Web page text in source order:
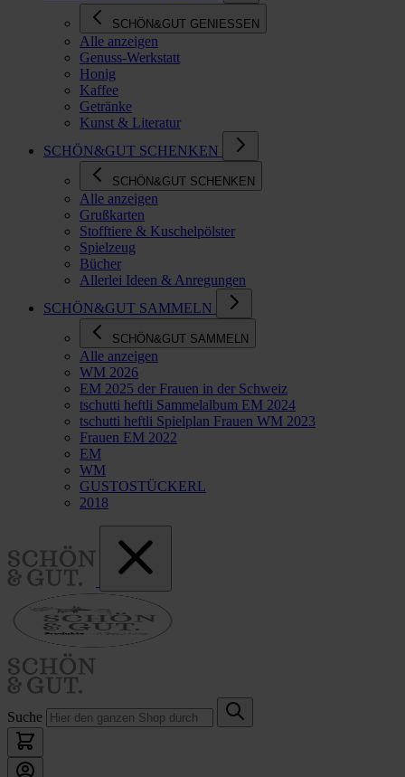
SCHÖN&GUT GENIESSEN
Alle anzeigen
Genuss-Werkstatt
Honig
Kaffee
Getränke
Kunst & Literatur
SCHÖN&GUT SCHENKEN
SCHÖN&GUT SCHENKEN
Alle anzeigen
Grußkarten
Stofftiere & Kuschelpölster
Spielzeug
Bücher
Allerlei Ideen & Anregungen
SCHÖN&GUT SAMMELN
SCHÖN&GUT SAMMELN
Alle anzeigen
WM 2026
EM 2025 der Frauen in der Schweiz
tschutti heftli Sammelalbum EM 2024
tschutti heftli Spielplan Frauen WM 2023
Frauen EM 2022
EM
WM
GUSTOSTÜCKERL
2018
Suche